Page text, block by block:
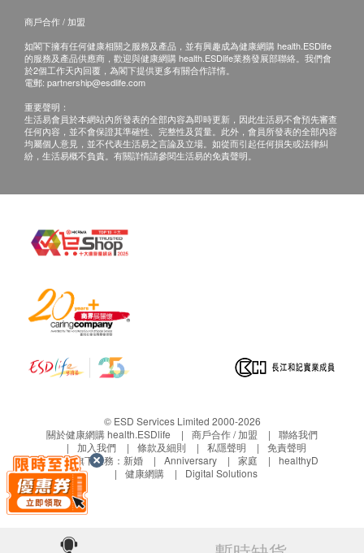
客再作安排。
此產品為新鮮食品，每批產品的質素或有差別。
產品之重量、大小會因應收成時期或其他狀況而有
所改變，一切以實物為準。
此產品為新鮮食品，當顧客收取已訂購之貨品時，
有責任檢查貨品是否有損毀情況。
所有退款或換貨安排，必須連同所有相關資料，包
1個工作天內按下列方式健康網購health.ESDlife客
電郵: support@esdlife.com / 健康網購
health.ESDlife客服熱線: (852) 3151-2288
其他 :
所有出售之新鮮貨品均不設退貨。
如有任何爭議，好運來鮮菓有限公司及健康網購
商戶合作 / 加盟
如閣下擁有任何健康相關之服務及產品，並有興趣成為健康網購 health.ESDlife
的服務及產品供應商，歡迎與健康網購 health.ESDlife業務發展部聯絡。我們會
於2個工作天內回覆，為閣下提供更多有關合作詳情。
電郵: partnership@esdlife.com
重要聲明：
生活易會員於本網站內所發表的全部內容為即時更新，因此生活易不會預先審查
任何內容，並不會保證其準確性、完整性及質量。此外，會員所發表的全部內容
均屬個人意見，並不代表生活易之言論及立場。如從而引起任何損失或法律糾
紛，生活易概不負責。有關詳情請參閱生活易的免責聲明。
© ESD Services Limited 2000-2026
關於健康網購 health.ESDlife
商戶合作 / 加盟
聯絡我們
加入我們
條款及細則 私隱聲明
免責聲明
生活易旗下業務： 新婚 Anniversary 家庭
healthyD
健康網購
Digital Solutions